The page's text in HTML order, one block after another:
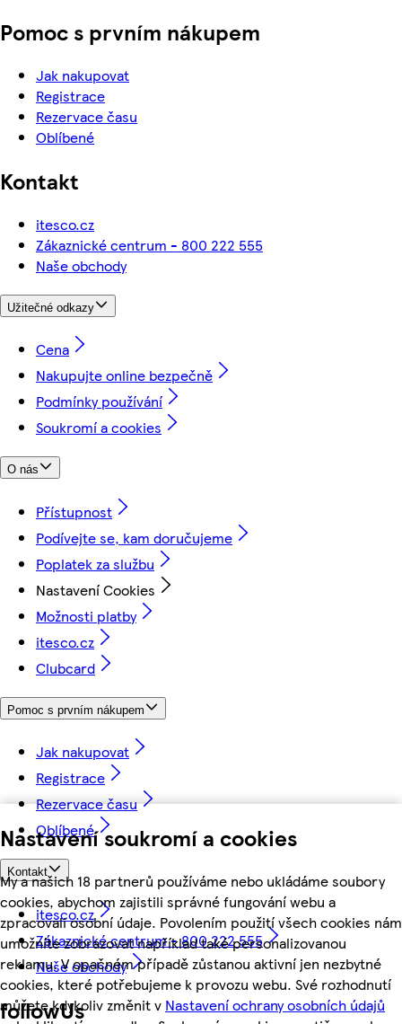
Nastavení soukromí a cookies
My a našich 18 partnerů používáme nebo ukládáme soubory
cookies, abychom zajistili správné fungování webu a
zpracovali osobní údaje. Povolením použití všech cookies nám
umožníte zobrazovat například také personalizovanou
reklamu. V opačném případě zůstanou aktivní jen nezbytné
cookies, které potřebujeme k provozu webu. Své rozhodnutí
můžete kdykoliv změnit v Nastavení ochrany osobních údajů
Pomoc s prvním nákupem
Jak nakupovat
Registrace
Rezervace času
Oblíbené
Kontakt
itesco.cz
Zákaznické centrum - 800 222 555
Naše obchody
Užitečné odkazy
Cena
Nakupujte online bezpečně
Podmínky používání
Soukromí a cookies
O nás
Přístupnost
Podívejte se, kam doručujeme
Poplatek za službu
Nastavení Cookies
Možnosti platby
itesco.cz
Clubcard
Pomoc s prvním nákupem
Jak nakupovat
Registrace
Rezervace času
Oblíbené
Kontakt
itesco.cz
Zákaznické centrum - 800 222 555
Naše obchody
followUs